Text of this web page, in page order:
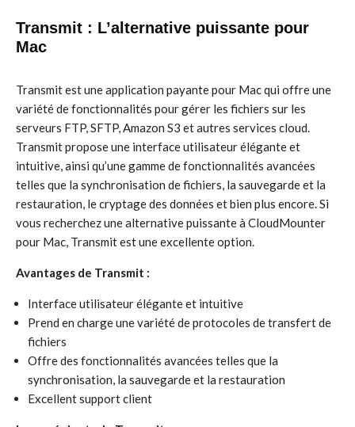
Transmit : L’alternative puissante pour
Mac
Transmit est une application payante pour Mac qui offre une
variété de fonctionnalités pour gérer les fichiers sur les
serveurs FTP, SFTP, Amazon S3 et autres services cloud.
Transmit propose une interface utilisateur élégante et
intuitive, ainsi qu’une gamme de fonctionnalités avancées
telles que la synchronisation de fichiers, la sauvegarde et la
restauration, le cryptage des données et bien plus encore. Si
vous recherchez une alternative puissante à CloudMounter
pour Mac, Transmit est une excellente option.
Avantages de Transmit :
Interface utilisateur élégante et intuitive
Prend en charge une variété de protocoles de transfert de
fichiers
Offre des fonctionnalités avancées telles que la
synchronisation, la sauvegarde et la restauration
Excellent support client